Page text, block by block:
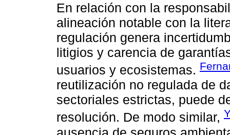
En relación con la
alineación notable con la
regulación genera
litigios y carencia de
usuarios y ecosistemas.
reutilización no regulada de
sectoriales estrictas, puede
resolución. De modo similar,